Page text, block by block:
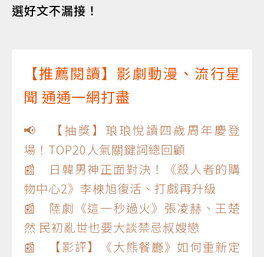
選好文不漏接！
【推薦閱讀】影劇動漫、流行星
聞 通通一網打盡
📢 【抽獎】琅琅悅讀四歲周年慶登
場！TOP20人氣關鍵詞總回顧
📰 日韓男神正面對決！《殺人者的購
物中心2》李棟旭復活、打戲再升級
📰 陸劇《這一秒過火》張凌赫、王楚
然 民初亂世也要大談禁忌叔嫂戀
📰 【影評】《大熊餐廳》如何重新定